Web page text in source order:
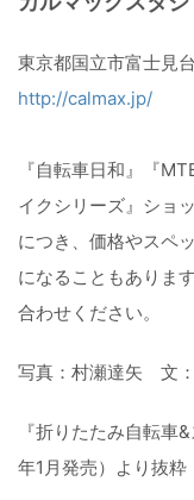
東京都国立市富士見
http://calmax.jp/
『自転車日和』『
イクシリーズ』ショ
につき、価格やスペ
になることもありま
合わせください。
写真：村瀬達矢 文
『折りたたみ自転車
年1月発売）より抜粋